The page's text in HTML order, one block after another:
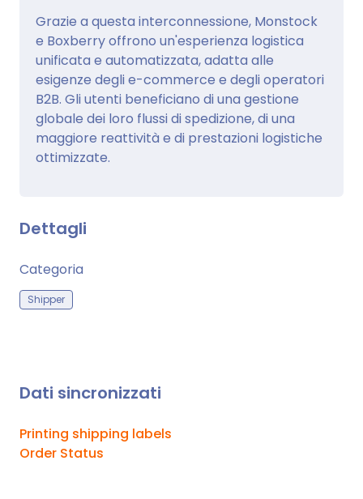
Grazie a questa interconnessione, Monstock
e Boxberry offrono un'esperienza logistica
unificata e automatizzata, adatta alle
esigenze degli e-commerce e degli operatori
B2B. Gli utenti beneficiano di una gestione
globale dei loro flussi di spedizione, di una
maggiore reattività e di prestazioni logistiche
ottimizzate.
Dettagli
Categoria
Shipper
Dati sincronizzati
Printing shipping labels
Order Status